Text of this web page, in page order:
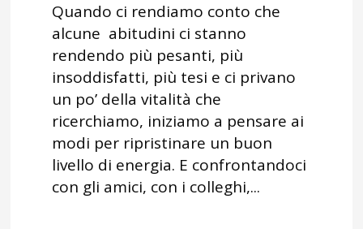
Quando ci rendiamo conto che
alcune abitudini ci stanno
rendendo più pesanti, più
insoddisfatti, più tesi e ci privano
un po’ della vitalità che
ricerchiamo, iniziamo a pensare ai
modi per ripristinare un buon
livello di energia. E confrontandoci
con gli amici, con i colleghi,...